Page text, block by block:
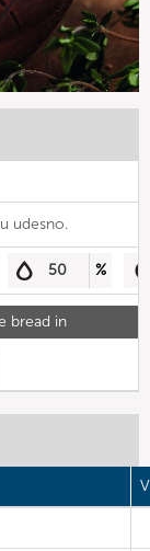
udesno.
50 %
bread in